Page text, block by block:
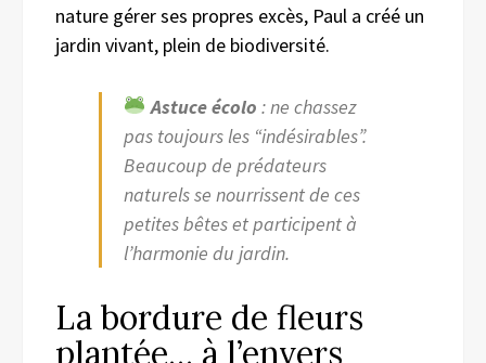
nature gérer ses propres excès, Paul a créé un
jardin vivant, plein de biodiversité.
Astuce écolo : ne chassez
pas toujours les “indésirables”.
Beaucoup de prédateurs
naturels se nourrissent de ces
petites bêtes et participent à
l’harmonie du jardin.
La bordure de fleurs
plantée… à l’envers